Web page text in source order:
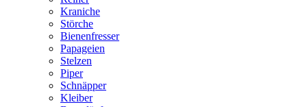
Kraniche
Störche
Bienenfresser
Papageien
Stelzen
Piper
Schnäpper
Kleiber